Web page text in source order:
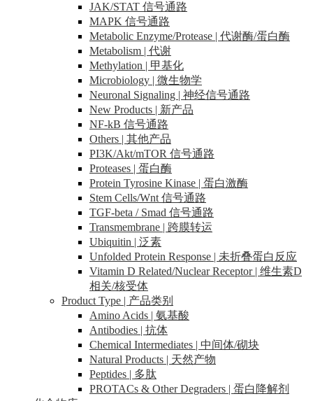
JAK/STAT 信号通路
MAPK 信号通路
Metabolic Enzyme/Protease | 代谢酶/蛋白酶
Metabolism | 代谢
Methylation | 甲基化
Microbiology | 微生物学
Neuronal Signaling | 神经信号通路
New Products | 新产品
NF-kB 信号通路
Others | 其他产品
PI3K/Akt/mTOR 信号通路
Proteases | 蛋白酶
Protein Tyrosine Kinase | 蛋白激酶
Stem Cells/Wnt 信号通路
TGF-beta / Smad 信号通路
Transmembrane | 跨膜转运
Ubiquitin | 泛素
Unfolded Protein Response | 未折叠蛋白反应
Vitamin D Related/Nuclear Receptor | 维生素D
相关/核受体
Product Type | 产品类别
Amino Acids | 氨基酸
Antibodies | 抗体
Chemical Intermediates | 中间体/砌块
Natural Products | 天然产物
Peptides | 多肽
PROTACs & Other Degraders | 蛋白降解剂